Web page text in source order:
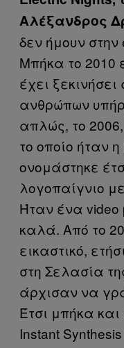
Αλέξανδρος
δεν ήμουν
Μπήκα το 2010
έχει
ανθρώπων
απλώς, το
το οποίο ήταν
ονομάστηκε
λογοπαίγνιο
Ήταν ένα video
καλά. Από το
εικαστικό,
στη Σελασία
άρχισαν να
Έτσι μπήκα
Instant